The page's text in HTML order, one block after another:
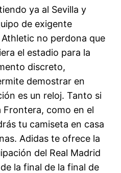
ya al Sevilla y
de exigente
no perdona que
el estadio para la
discreto,
demostrar en
es un reloj. Tanto si
Frontera, como en el
tu camiseta en casa
Adidas te ofrece la
del Real Madrid
la final de la final de